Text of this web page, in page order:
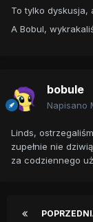
To tylko dyskusja,
A Bobul,
bobule
Napisano
Linds,
zupełnie nie
za codziennego